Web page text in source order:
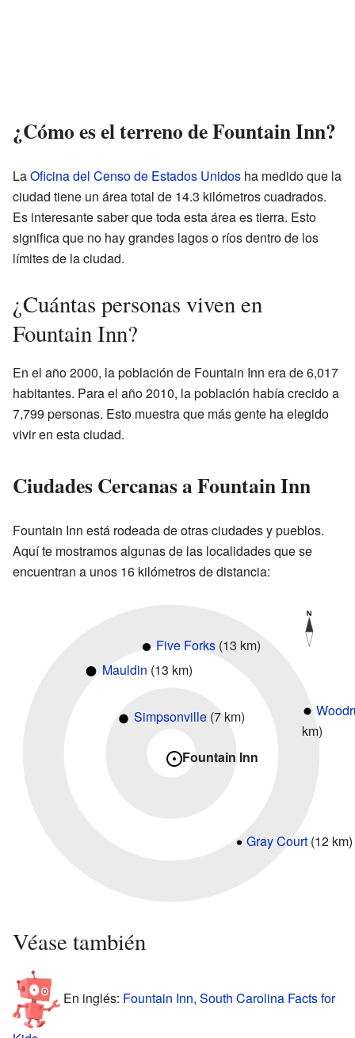
¿Cómo es el terreno de Fountain Inn?
LaOficina del Censo de Estados Unidos ha medido que la
ciudad tiene un área total de 14.3 kilómetros cuadrados.
Es interesante saber que toda esta área es tierra. Esto
significa que no hay grandes lagos o ríos dentro de los
límites de la ciudad.
¿Cuántas personas viven en
Fountain Inn?
En el año 2000, la población de Fountain Inn era de 6,017
habitantes. Para el año 2010, la población había crecido a
7,799 personas. Esto muestra que más gente ha elegido
vivir en esta ciudad.
Ciudades Cercanas a Fountain Inn
Fountain Inn está rodeada de otras ciudades y pueblos.
Aquí te mostramos algunas de las localidades que se
encuentran a unos 16 kilómetros de distancia:
Fountain Inn
Five Forks (13 km)
Gray Court(12 km)
Mauldin (13 km)
Simpsonville(7 km)
km)
Véase también
En inglés: Fountain Inn, South Carolina Facts for